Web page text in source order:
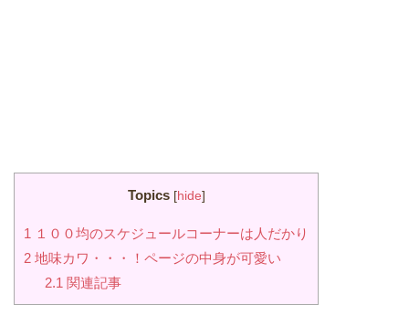
Topics [hide]
1 １００均のスケジュールコーナーは人だかり
2 地味カワ・・・！ページの中身が可愛い
2.1 関連記事